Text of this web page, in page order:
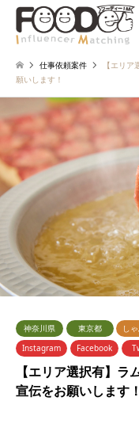
仕事依頼案件
【エリ
願いします！
神奈川県 東京都
し
Instagram
Facebook
【エリア選択有】ラ
宣伝をお願いします！